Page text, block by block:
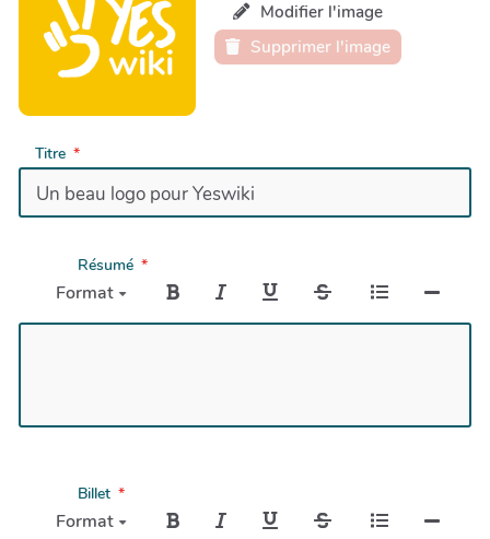
Modifier l'image
Supprimer l'image
Titre
Résumé
Format
Billet
Format